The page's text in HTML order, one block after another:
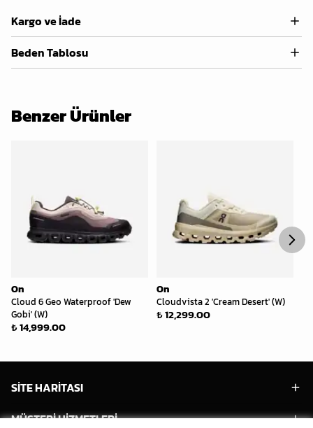
Kargo ve İade
Beden Tablosu
Benzer Ürünler
On
Cloud 6 Geo Waterproof 'Dew
Gobi' (W)
₺ 14,999.00
On
Cloudvista 2 'Cream Desert' (W)
₺ 12,299.00
SİTE HARİTASI
MÜŞTERİ HİZMETLERİ